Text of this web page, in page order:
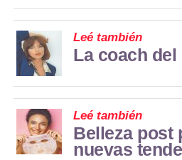
Leé también
La coach
Leé también
Belleza post
nuevas